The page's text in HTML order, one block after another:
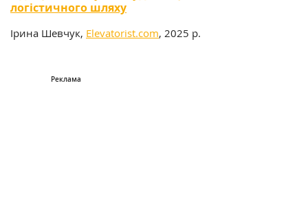
логістичного шляху
Ірина Шевчук, Elevatorist.com, 2025 р.